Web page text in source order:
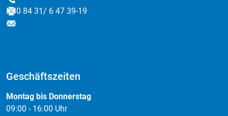
Telefon
Fax
0 84 31/ 6 47 39-19
E-Mail
Geschäftszeiten
Montag bis Donnerstag
09:00 - 16:00 Uhr